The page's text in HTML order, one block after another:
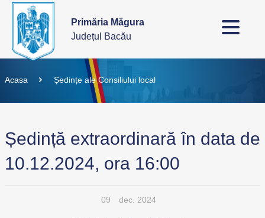
Primăria Măgura
Județul Bacău
Acasa Ședințe ale Consiliului local
Ședință extraordinară în data de
10.12.2024, ora 16:00
09 dec. 2024